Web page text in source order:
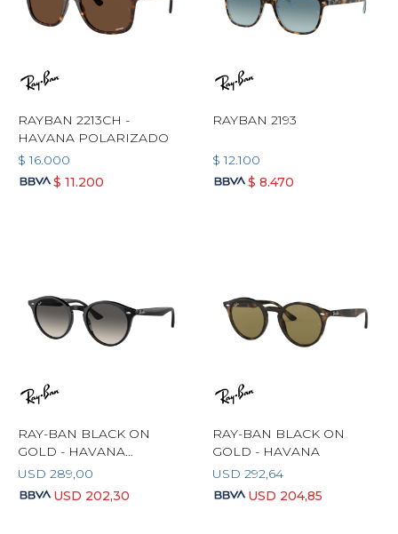
RAYBAN 2213CH -
HAVANA POLARIZADO
$ 16.000
$ 11.200
RAYBAN 2193
$ 12.100
$ 8.470
RAY-BAN BLACK ON
GOLD - HAVANA
DEGRADE
USD 289,00
USD 202,30
RAY-BAN BLACK ON
GOLD - HAVANA
USD 292,64
USD 204,85